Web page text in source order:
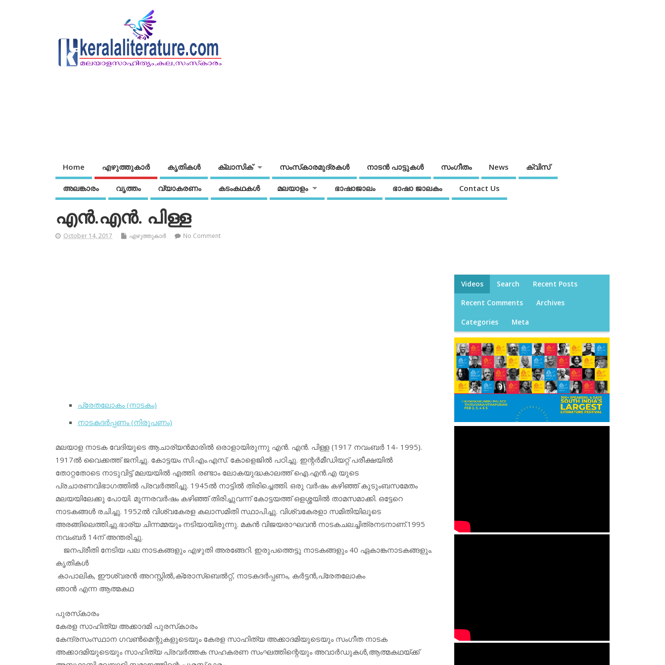
Home എഴുത്തുകാര്‍ കൃതികൾ ക്ലാസിക് സംസ്‌കാരമുദ്രകള്‍ നാടന്‍ പാട്ടുകള്‍ സംഗീതം News ക്വിസ്
അലങ്കാരം വൃത്തം വ്യാകരണം കടംകഥകള്‍ മലയാളം ഭാഷാജാലം ഭാഷാ ജാലകം Contact Us
എന്‍.എന്‍. പിള്ള
October 14, 2017 എഴുത്തുകാര്‍ No Comment
പ്രേതലോകം (നാടകം)
നാടകദര്‍പ്പണം (നിരൂപണം)
മലയാള നാടക വേദിയുടെ ആചാര്യന്‍മാരില്‍ ഒരാളായിരുന്നു എന്‍. എന്‍. പിള്ള (1917 നവംബര്‍ 14- 1995).
1917ല്‍ വൈക്കത്ത് ജനിച്ചു. കോട്ടയം സി.എം.എസ്. കോളെജില്‍ പഠിച്ചു. ഇന്റര്‍മീഡിയറ്റ് പരീക്ഷയില്‍
തോറ്റതോടെ നാടുവിട്ട് മലയയില്‍ എത്തി. രണ്ടാം ലോകയുദ്ധകാലത്ത് ഐ.എന്‍.എ യുടെ
പ്രചാരണവിഭാഗത്തില്‍ പ്രവര്‍ത്തിച്ചു. 1945ല്‍ നാട്ടില്‍ തിരിച്ചെത്തി. ഒരു വര്‍ഷം കഴിഞ്ഞ് കുടുംബസമേതം
മലയയിലേക്കു പോയി. മൂന്നരവര്‍ഷം കഴിഞ്ഞ് തിരിച്ചുവന്ന് കോട്ടയത്ത് ഒളശ്ശയില്‍ താമസമാക്കി. ഒട്ടേറെ
നാടകങ്ങള്‍ രചിച്ചു. 1952ല്‍ വിശ്വകേരള കലാസമിതി സ്ഥാപിച്ചു. വിശ്വകേരളാ സമിതിയിലൂടെ
അരങ്ങിലെത്തിച്ചു.ഭാര്യ ചിന്നമ്മയും നടിയായിരുന്നു. മകന്‍ വിജയരാഘവന്‍ നാടകചലച്ചിത്രനടനാണ്.1995
നവംബര്‍ 14ന് അന്തരിച്ചു.
ജനപ്രീതി നേടിയ പല നാടകങ്ങളും എഴുതി അരങ്ങേറി. ഇരുപത്തെട്ടു നാടകങ്ങളും 40 ഏകാങ്കനാടകങ്ങളും.
കൃതികള്‍
കാപാലിക, ഈശ്വരന്‍ അറസ്റ്റില്‍,ക്രോസ്‌ബെല്‍റ്റ്, നാടകദര്‍പ്പണം, കര്‍ട്ടന്‍,പ്രേതലോകം
ഞാന്‍ എന്ന ആത്മകഥ
പുരസ്‌കാരം
കേരള സാഹിത്യ അക്കാദമി പുരസ്‌കാരം
കേന്ദ്രസംസ്ഥാന ഗവണ്‍മെന്റുകളുടെയും കേരള സാഹിത്യ അക്കാദമിയുടെയും സംഗീത നാടക
അക്കാദമിയുടെയും സാഹിത്യ പ്രവര്‍ത്തക സഹകരണ സംഘത്തിന്റെയും അവാര്‍ഡുകള്‍,ആത്മകഥയ്ക്ക്
Videos Search Recent Posts
Recent Comments Archives
Categories Meta